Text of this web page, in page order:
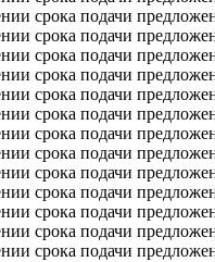
срока подачи
срока подачи
срока подачи
срока подачи
срока подачи
срока подачи
срока подачи
срока подачи
срока подачи
срока подачи
срока подачи
срока подачи
срока подачи